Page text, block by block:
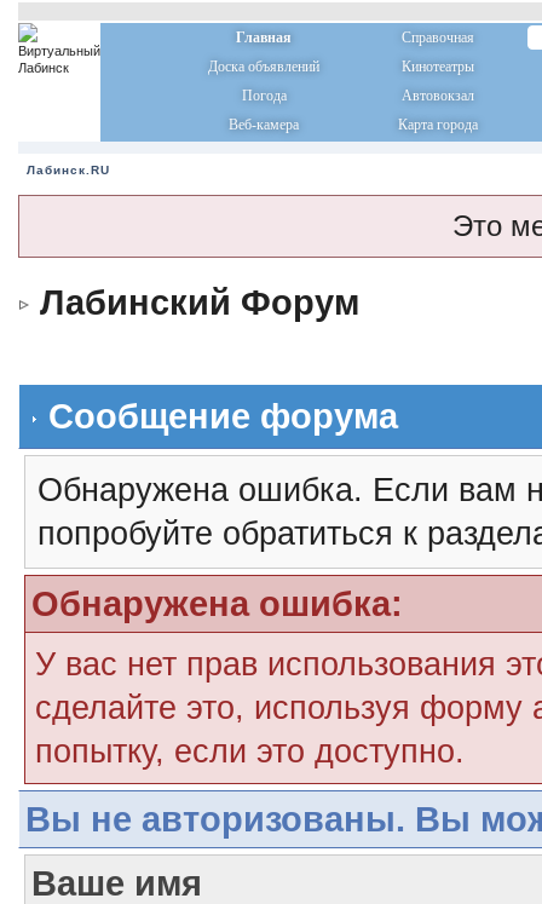
Главная
Справочная
Доска объявлений
Кинотеатры
Погода
Автовокзал
Веб-камера
Карта города
Лабинск.RU
Это
Лабинский Форум
Сообщение форума
Обнаружена ошибка. Если вам
попробуйте обратиться к
Обнаружена ошибка:
У вас нет прав использования
сделайте это, используя форму
попытку, если это доступно.
Вы не авторизованы. Вы
Ваше имя